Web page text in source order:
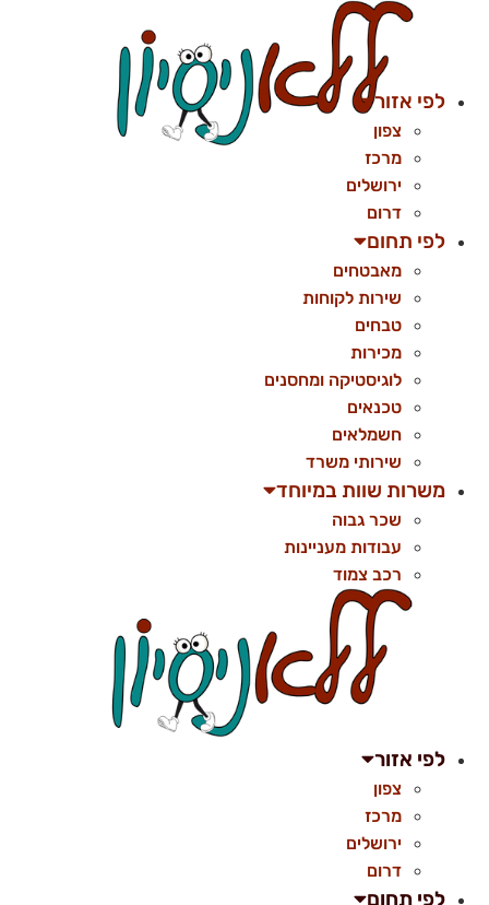
לפי אזור
צפון
מרכז
ירושלים
דרום
לפי תחום
מאבטחים
שירות לקוחות
טבחים
מכירות
לוגיסטיקה ומחסנים
טכנאים
חשמלאים
שירותי משרד
משרות שוות במיוחד
שכר גבוה
עבודות מעניינות
רכב צמוד
לפי אזור
צפון
מרכז
ירושלים
דרום
לפי תחום